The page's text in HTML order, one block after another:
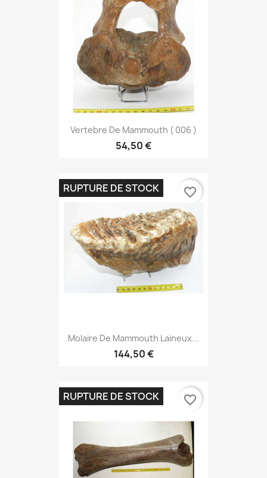
Vertebre De Mammouth ( 006 )
54,50 €
Molaire De Mammouth Laineux...
144,50 €
RUPTURE DE STOCK favorite_border
RUPTURE DE STOCK favorite_border